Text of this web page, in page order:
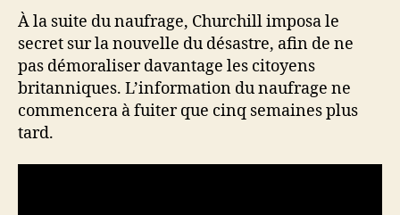
À la suite du naufrage, Churchill imposa le
secret sur la nouvelle du désastre, afin de ne
pas démoraliser davantage les citoyens
britanniques. L’information du naufrage ne
commencera à fuiter que cinq semaines plus
tard.